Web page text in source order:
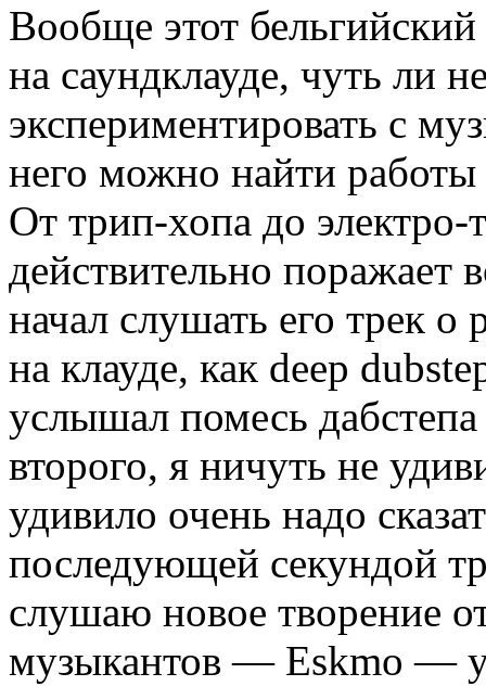
Вообще этот
на саундклауде, чуть ли
экспериментировать с
него можно найти
От трип-хопа до
действительно поражает
начал слушать его трек
на клауде, как deep
услышал помесь
второго, я ничуть не
удивило очень надо
последующей секундой
слушаю новое творение
музыкантов — Eskmo —